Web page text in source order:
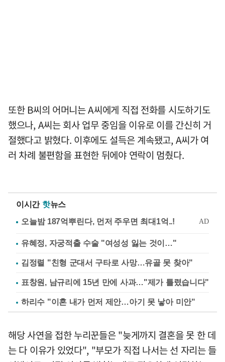
또한 B씨의 어머니는 A씨에게 직접 전화를 시도하기도
했으나, A씨는 회사 업무 중임을 이유로 이를 간신히 거
절했다고 밝혔다. 이후에도 설득은 계속됐고, A씨가 여
러 차례 불편함을 표현한 뒤에야 연락이 멈췄다.
이시간 핫뉴스
유혜정, 자궁적출 수술 "여성성 잃는 것이…"
김정렬 "친형 군대서 구타로 사망…유골 못 찾아"
표창원, 남규리에 15년 만에 사과…"제가 틀렸습니다"
하리수 "이혼 내가 먼저 제안…아기 못 낳아 미안"
해당 사연을 접한 누리꾼들은 "늦게까지 결혼을 못 한 데
는 다 이유가 있었다", "부모가 직접 나서는 선 자리는 들